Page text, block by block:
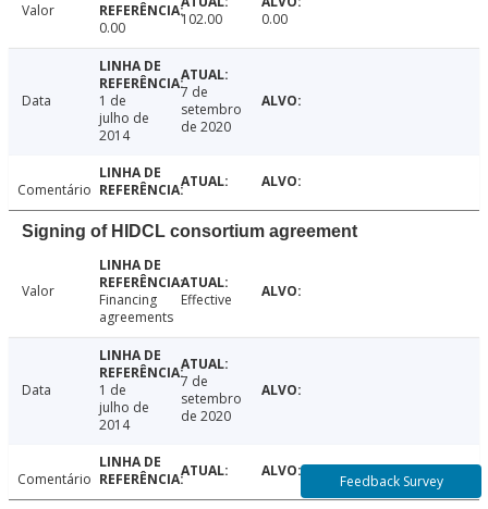
Valor
0.00
102.00 0.00
Data
1 de
julho de
2014
7 de
setembro
de 2020
Comentário
Signing of HIDCL consortium agreement
Valor
Financing
agreements
Effective
Data
1 de
julho de
2014
7 de
setembro
de 2020
Comentário Feedback Survey